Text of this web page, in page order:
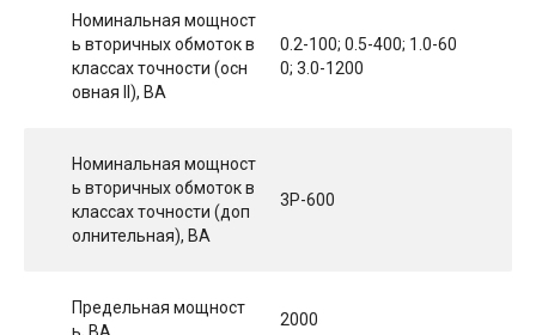
Номинальная мощност
ь вторичных обмоток в
классах точности (осн
овная II), ВА
0.2-100; 0.5-400; 1.0-60
0; 3.0-1200
Номинальная мощност
ь вторичных обмоток в
классах точности (доп
олнительная), ВА
3P-600
Предельная мощност
2000